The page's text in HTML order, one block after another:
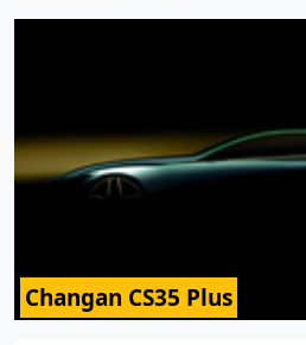
Changan CS35 Plus